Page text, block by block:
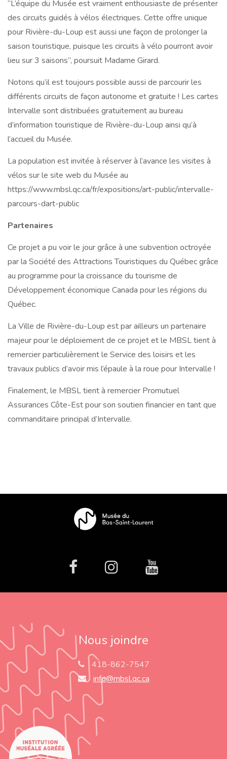
“L’équipe du Musée est vraiment enthousiaste de présenter
des circuits guidés à vélos électriques. Cette offre unique
pour Rivière-du-Loup est aussi une façon de prolonger la
saison touristique, puisque les circuits à vélo pourront avoir
lieu sur 3 saisons”, poursuit Madame Girard.
Notons qu’il est toujours possible aussi de parcourir les
différents circuits de façon autonome et gratuite ! Les cartes
Intervalle sont distribuées gratuitement au bureau
d’information touristique de Rivière-du-Loup ainsi qu’à
l’accueil du Musée.
La population est invitée à réserver à l’avance les visites à
vélos sur le site web du Musée au
https://www.mbsl.qc.ca/fr/expositions/art-public/intervalle-
parcours-dart-public
Partenaires
Ce projet a pu voir le jour grâce à une subvention octroyée
par la Société des Attractions Touristiques du Québec grâce
au programme pour la croissance du tourisme de
Développement économique Canada pour les régions du
Québec.
La Ville de Rivière-du-Loup est par ailleurs un partenaire
majeur pour le déploiement de ce projet et le MBSL tient à
remercier particulièrement le Service des loisirs et les
travaux publics d’avoir mis l’épaule à la roue pour Intervalle !
Finalement, le MBSL tient à remercier Promutuel
Assurances Côte-Est pour son soutien financier en tant que
commanditaire principal d’Intervalle.
facebookInstagramYoutube
Nous joindre
418-862-7547
info@mbsl.qc.ca